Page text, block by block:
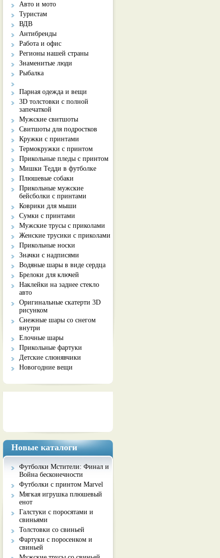
Авто и мото
Туристам
ВДВ
Антибренды
Работа и офис
Регионы нашей страны
Знаменитые люди
Рыбалка
Парная одежда и вещи
3D толстовки с полной
запечаткой
Мужские свитшоты
Свитшоты для подростков
Кружки с принтами
Термокружки с принтом
Прикольные пледы с принтом
Мишки Тедди в футболке
Плюшевые собаки
Прикольные мужские
бейсболки с принтами
Коврики для мыши
Сумки с принтами
Мужские трусы с приколами
Женские трусики с приколами
Прикольные носки
Значки с надписями
Водяные шары в виде сердца
Брелоки для ключей
Наклейки на заднее стекло
авто
Оригинальные скатерти 3D
рисунком
Снежные шары со снегом
внутри
Елочные шары
Прикольные фартуки
Детские слюнявчики
Новогодние вещи
Новые каталоги
Футболки Мстители: Финал и
Война бесконечности
Футболки с принтом Marvel
Мягкая игрушка плюшевый
енот
Галстуки с поросятами и
свиньями
Толстовки со свиньей
Фартуки с поросенком и
свиньей